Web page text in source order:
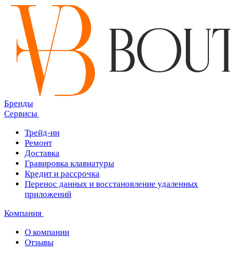
Бренды
Сервисы
Трейд-ин
Ремонт
Доставка
Гравировка клавиатуры
Кредит и рассрочка
Перенос данных и восстановление удаленных
приложений
Компания
О компании
Отзывы